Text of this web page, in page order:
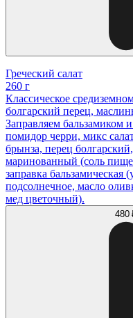
Греческий салат
260 г
Классическое
болгарский перец,
Заправляем бальзамиком
помидор черри, микс
брынза, перец
маринованный (соль
заправка бальзамическая
подсолнечное, масло
мед цветочный).
480